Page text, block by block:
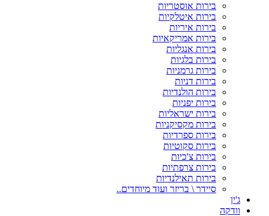
בירות אוסטריות
בירות איטלקיות
בירות איריות
בירות אמריקאיות
בירות אנגליות
בירות בלגיות
בירות גרמניות
בירות דניות
בירות הולנדיות
בירות יפניות
בירות ישראליות
בירות מקסיקניות
בירות ספרדיות
בירות סקוטיות
בירות צ'כיות
בירות צרפתיות
בירות תאילנדיות
סיידר \ בריזר ועוד מיוחדים..
ג'ין
וודקה